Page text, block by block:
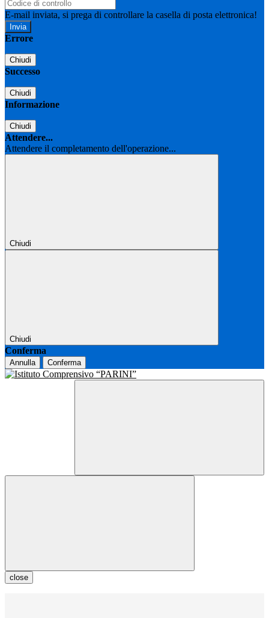
E-mail inviata, si prega di controllare la casella di posta elettronica!
Errore
Chiudi
Successo
Chiudi
Informazione
Chiudi
Attendere...
Attendere il completamento dell'operazione...
Chiudi
Chiudi
Conferma
Annulla Conferma
close